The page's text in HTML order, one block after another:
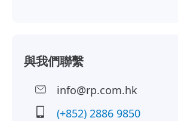
與我們聯繫
info@rp.com.hk
(+852) 2886 9850